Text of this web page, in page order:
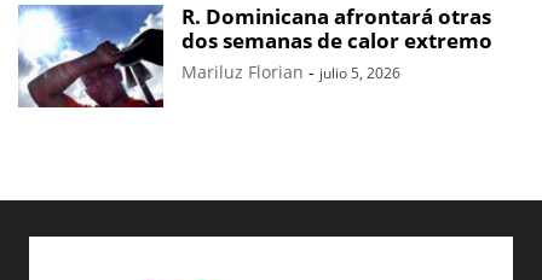
R. Dominicana afrontará otras
dos semanas de calor extremo
Mariluz Florian - julio 5, 2026